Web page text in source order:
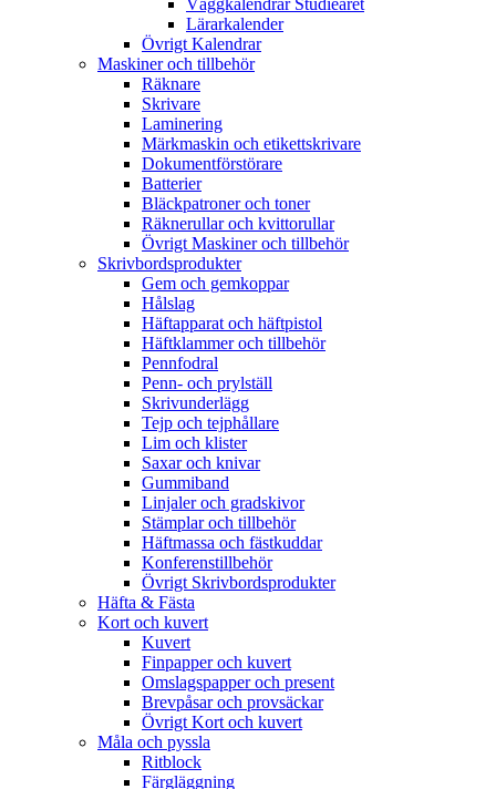
Väggkalendrar Studieåret
Lärarkalender
Övrigt Kalendrar
Maskiner och tillbehör
Räknare
Skrivare
Laminering
Märkmaskin och etikettskrivare
Dokumentförstörare
Batterier
Bläckpatroner och toner
Räknerullar och kvittorullar
Övrigt Maskiner och tillbehör
Skrivbordsprodukter
Gem och gemkoppar
Hålslag
Häftapparat och häftpistol
Häftklammer och tillbehör
Pennfodral
Penn- och prylställ
Skrivunderlägg
Tejp och tejphållare
Lim och klister
Saxar och knivar
Gummiband
Linjaler och gradskivor
Stämplar och tillbehör
Häftmassa och fästkuddar
Konferenstillbehör
Övrigt Skrivbordsprodukter
Häfta & Fästa
Kort och kuvert
Kuvert
Finpapper och kuvert
Omslagspapper och present
Brevpåsar och provsäckar
Övrigt Kort och kuvert
Måla och pyssla
Ritblock
Färgläggning